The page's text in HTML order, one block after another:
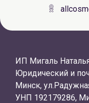
ИП Мигаль
Юридический и
Минск,
УНП 192179286,